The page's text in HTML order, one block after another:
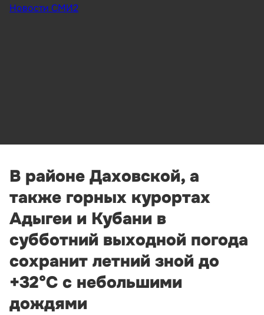
Новости СМИ2
В районе Даховской, а
также горных курортах
Адыгеи и Кубани в
субботний выходной погода
сохранит летний зной до
+32°С с небольшими
дождями